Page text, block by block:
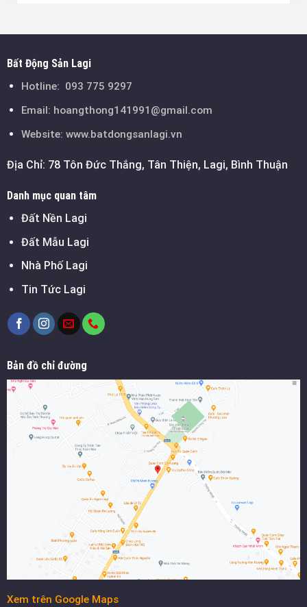
Bất Động Sản Lagi
Hotline: 093 775 9297
Email: hoangthong141991@gmail.com
Website: www.batdongsanlagi.vn
Địa Chỉ: 78 Tôn Đức Thắng, Tân Thiện, Lagi, Bình Thuận
Danh mục quan tâm
Đất Nền Lagi
Đất Mẫu Lagi
Nhà Phố Lagi
Tin Tức Lagi
Bản đồ chỉ đường
Xem trên Google Maps